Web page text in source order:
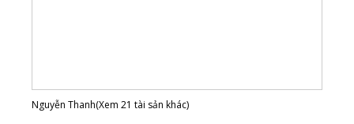
Nguyễn Thanh(Xem 21 tài sản khác)